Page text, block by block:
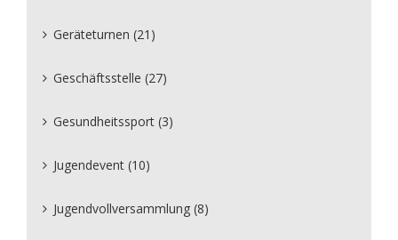
Geräteturnen (21)
Geschäftsstelle (27)
Gesundheitssport (3)
Jugendevent (10)
Jugendvollversammlung (8)